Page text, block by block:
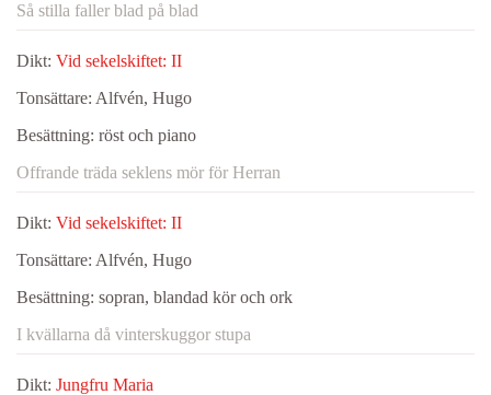
Så stilla faller blad på blad
Dikt: Vid sekelskiftet: II
Tonsättare: Alfvén, Hugo
Besättning: röst och piano
Offrande träda seklens mör för Herran
Dikt: Vid sekelskiftet: II
Tonsättare: Alfvén, Hugo
Besättning: sopran, blandad kör och ork
I kvällarna då vinterskuggor stupa
Dikt: Jungfru Maria